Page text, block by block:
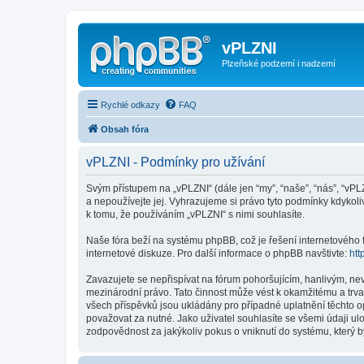
vPLZNI
Plzeňské podzemí i nadzemí
Rychlé odkazy FAQ
Obsah fóra
vPLZNI - Podmínky pro užívání
Svým přístupem na „vPLZNI“ (dále jen “my”, “naše”, “nás”,
a nepoužívejte jej. Vyhrazujeme si právo tyto podmínky
k tomu, že používáním „vPLZNI“ s nimi souhlasíte.
Naše fóra beží na systému phpBB, což je řešení internetového
internetové diskuze. Pro další informace o phpBB navštivte:
Zavazujete se nepřispívat na fórum pohoršujícím, hanlivým,
mezinárodní právo. Tato činnost může vést k okamžitému a
všech příspěvků jsou ukládány pro případné uplatnění těchto
považovat za nutné. Jako uživatel souhlasíte se všemi údaji
zodpovědnost za jakýkoliv pokus o vniknutí do systému, který